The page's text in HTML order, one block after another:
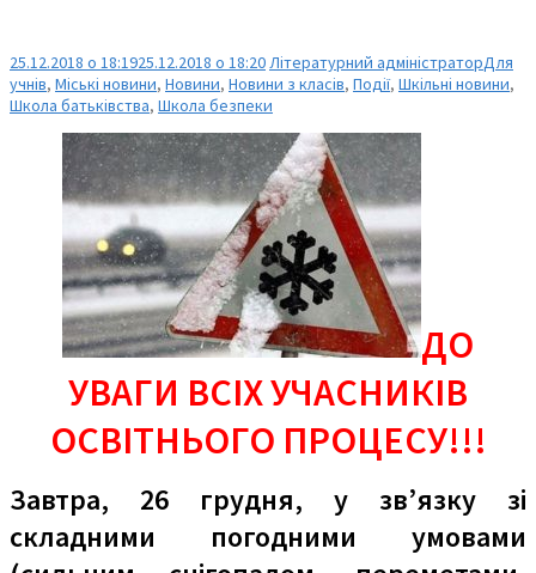
25.12.2018 о 18:1925.12.2018 о 18:20Літературний адміністраторДля
учнів, Міські новини, Новини, Новини з класів, Події, Шкільні новини,
Школа батьківства, Школа безпеки
ДО
УВАГИ ВСІХ УЧАСНИКІВ
ОСВІТНЬОГО ПРОЦЕСУ!!!
Завтра, 26 грудня, у зв’язку зі
складними погодними умовами